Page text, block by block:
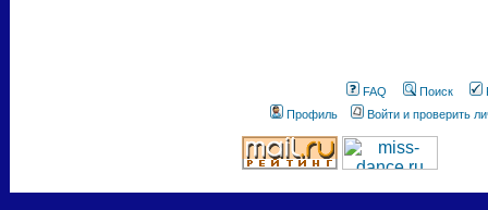
FAQ Поиск
Профиль
Войти и проверить